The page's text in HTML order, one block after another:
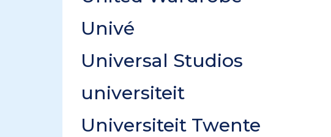
Univé
Universal Studios
universiteit
Universiteit Twente